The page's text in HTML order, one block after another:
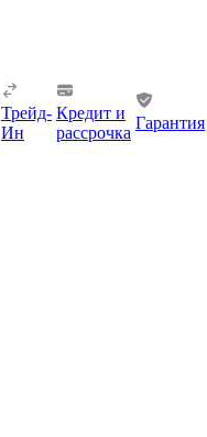
Трейд-
Ин
Кредит и
рассрочка
Гарантия